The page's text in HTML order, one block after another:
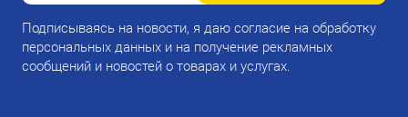
Подписываясь на новости, я даю согласие на обработку
персональных данных и на получение рекламных
сообщений и новостей о товарах и услугах.